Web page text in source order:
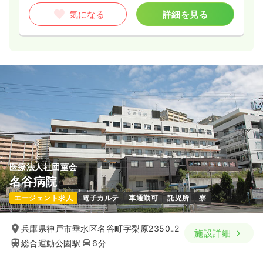
気になる 詳細を見る
医療法人社団菫会
名谷病院
エージェント求人 電子カルテ 車通勤可 託児所 寮
兵庫県神戸市垂水区名谷町字梨原2350₋2
総合運動公園駅
6分
施設詳細